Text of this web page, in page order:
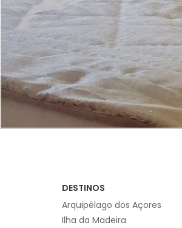
DESTINOS
Arquipélago dos Açores
Ilha da Madeira